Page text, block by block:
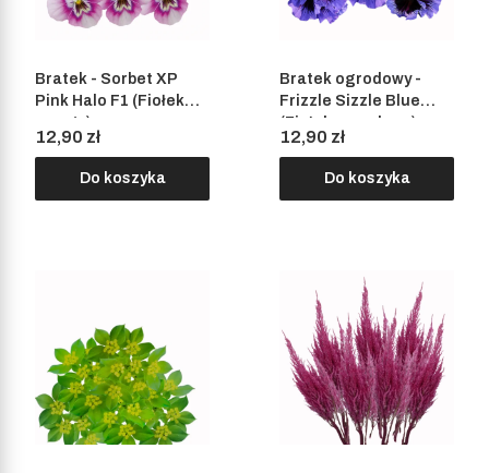
Bratek - Sorbet XP
Pink Halo F1 (Fiołek
rogaty)
Cena
12,90 zł
Do koszyka
Bratek ogrodowy -
Frizzle Sizzle Blue
(Fiołek ogrodowy)
Cena
12,90 zł
Do koszyka